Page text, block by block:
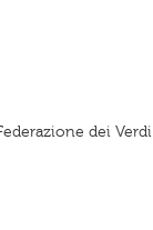
dei Verdi